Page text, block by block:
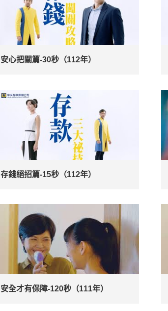
安心把關篇-30秒（112年）
存錢絕招篇-15秒（112年）
安全才有保障-120秒（111年）